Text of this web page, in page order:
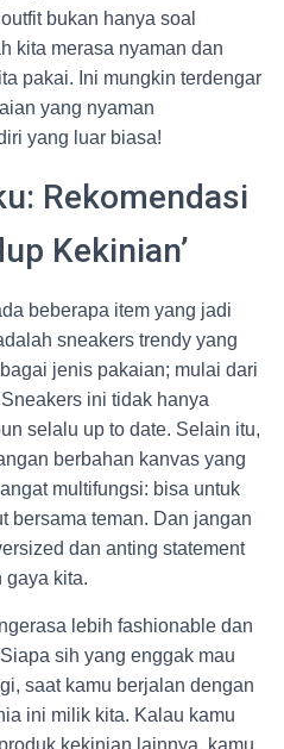
bukan hanya soal
kita merasa nyaman dan
pakai. Ini mungkin terdengar
yang nyaman
yang luar biasa!
Rekomendasi
Kekinian’
beberapa item yang jadi
sneakers trendy yang
jenis pakaian; mulai dari
ini tidak hanya
selalu up to date. Selain itu,
berbahan kanvas yang
multifungsi: bisa untuk
bersama teman. Dan jangan
dan anting statement
gaya kita.
lebih fashionable dan
sih yang enggak mau
saat kamu berjalan dengan
ini milik kita. Kalau kamu
kekinian lainnya, kamu